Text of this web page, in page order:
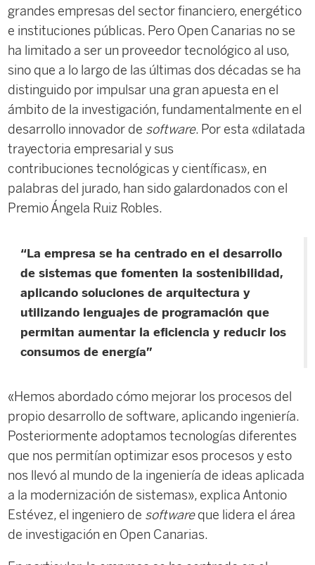
grandes empresas del sector financiero, energético
e instituciones públicas. Pero Open Canarias no se
ha limitado a ser un proveedor tecnológico al uso,
sino que a lo largo de las últimas dos décadas se ha
distinguido por impulsar una gran apuesta en el
ámbito de la investigación, fundamentalmente en el
desarrollo innovador de software. Por esta «dilatada
trayectoria empresarial y sus
contribuciones tecnológicas y científicas», en
palabras del jurado, han sido galardonados con el
Premio Ángela Ruiz Robles.
“La empresa se ha centrado en el desarrollo
de sistemas que fomenten la sostenibilidad,
aplicando soluciones de arquitectura y
utilizando lenguajes de programación que
permitan aumentar la eficiencia y reducir los
consumos de energía”
«Hemos abordado cómo mejorar los procesos del
propio desarrollo de software, aplicando ingeniería.
Posteriormente adoptamos tecnologías diferentes
que nos permitían optimizar esos procesos y esto
nos llevó al mundo de la ingeniería de ideas aplicada
a la modernización de sistemas», explica Antonio
Estévez, el ingeniero de softwareque lidera el área
de investigación en Open Canarias.